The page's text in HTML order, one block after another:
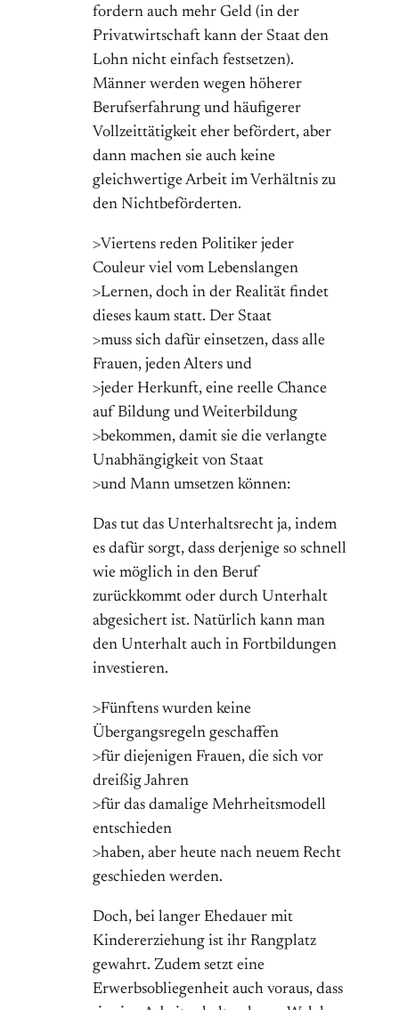
fordern auch mehr Geld (in der
Privatwirtschaft kann der Staat den
Lohn nicht einfach festsetzen).
Männer werden wegen höherer
Berufserfahrung und häufigerer
Vollzeittätigkeit eher befördert, aber
dann machen sie auch keine
gleichwertige Arbeit im Verhältnis zu
den Nichtbeförderten.
>Viertens reden Politiker jeder
Couleur viel vom Lebenslangen
>Lernen, doch in der Realität findet
dieses kaum statt. Der Staat
>muss sich dafür einsetzen, dass alle
Frauen, jeden Alters und
>jeder Herkunft, eine reelle Chance
auf Bildung und Weiterbildung
>bekommen, damit sie die verlangte
Unabhängigkeit von Staat
>und Mann umsetzen können:
Das tut das Unterhaltsrecht ja, indem
es dafür sorgt, dass derjenige so schnell
wie möglich in den Beruf
zurückkommt oder durch Unterhalt
abgesichert ist. Natürlich kann man
den Unterhalt auch in Fortbildungen
investieren.
>Fünftens wurden keine
Übergangsregeln geschaffen
>für diejenigen Frauen, die sich vor
dreißig Jahren
>für das damalige Mehrheitsmodell
entschieden
>haben, aber heute nach neuem Recht
geschieden werden.
Doch, bei langer Ehedauer mit
Kindererziehung ist ihr Rangplatz
gewahrt. Zudem setzt eine
Erwerbsobliegenheit auch voraus, dass